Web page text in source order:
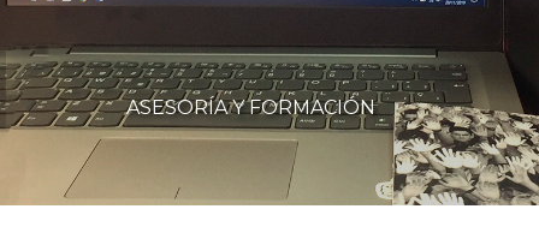
ASESORÍA Y FORMACIÓN